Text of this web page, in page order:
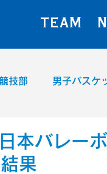
TEAM
技部 男子バスケ
本バレー
果